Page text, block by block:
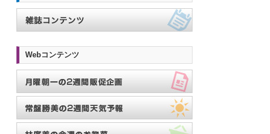
Webコンテンツ